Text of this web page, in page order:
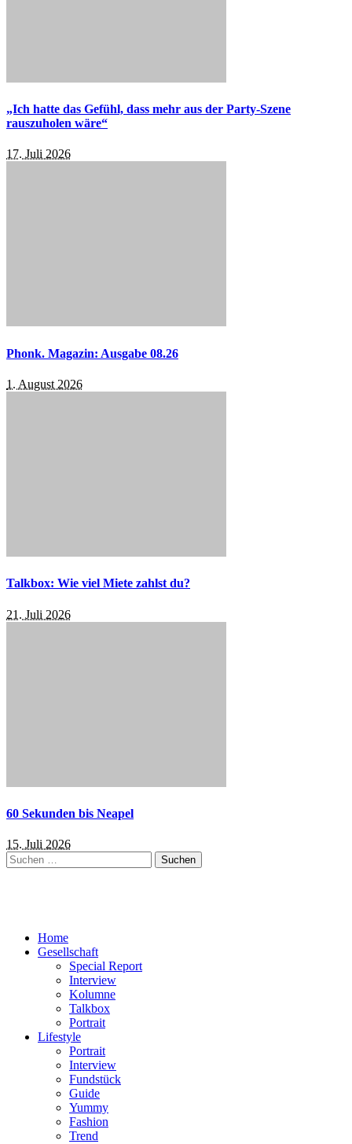
„Ich hatte das Gefühl, dass mehr aus der Party-Szene
rauszuholen wäre“
17. Juli 2026
Phonk. Magazin: Ausgabe 08.26
1. August 2026
Talkbox: Wie viel Miete zahlst du?
21. Juli 2026
60 Sekunden bis Neapel
15. Juli 2026
Suchen
nach:
Home
Gesellschaft
Special Report
Interview
Kolumne
Talkbox
Portrait
Lifestyle
Portrait
Interview
Fundstück
Guide
Yummy
Fashion
Trend